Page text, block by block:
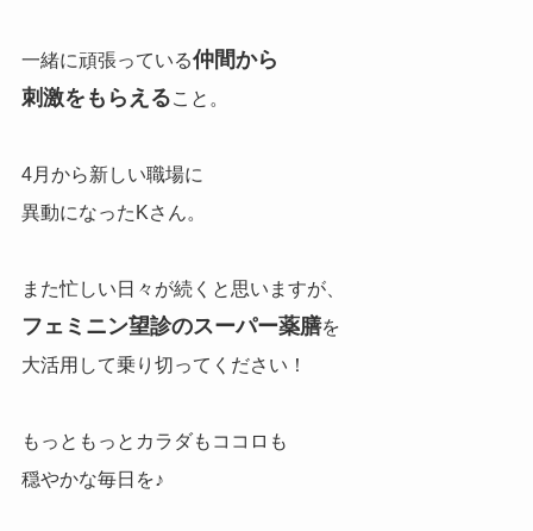
一緒に頑張っている仲間から
刺激をもらえること。
4月から新しい職場に
異動になった Kさん。
また忙しい日々が続くと思いますが、
フェミニン望診のスーパー薬膳を
大活用して乗り切ってください！
もっともっとカラダもココロも
穏やかな毎日を♪